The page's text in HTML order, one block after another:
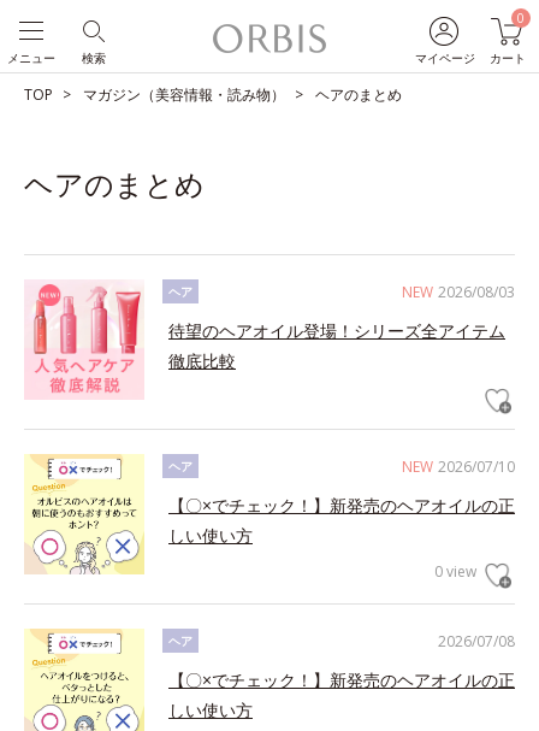
マイページ
0
カート
検索
メニュー
TOP マガジン（美容情報・読み物） ヘアのまとめ
ヘアのまとめ
NEW 2026/08/03
ヘア
待望のヘアオイル登場！シリーズ全アイテム
徹底比較
NEW 2026/07/10
ヘア
【〇×でチェック！】新発売のヘアオイルの正
しい使い方
0 view
2026/07/08
ヘア
【〇×でチェック！】新発売のヘアオイルの正
しい使い方